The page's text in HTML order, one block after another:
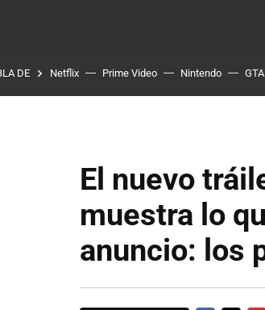
DE Netflix Prime Video Nintendo
El nuevo
muestra lo
anuncio: los